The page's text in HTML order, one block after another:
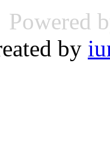
Powered
by